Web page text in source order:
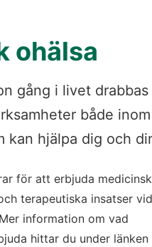
ohälsa
gång i livet
både
kan hjälpa dig och
för att erbjuda
terapeutiska insatser vid
information om vad
hittar du under länken